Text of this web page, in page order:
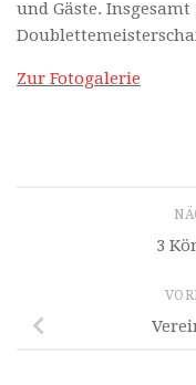
und Gäste.
Zur Fotogalerie
3